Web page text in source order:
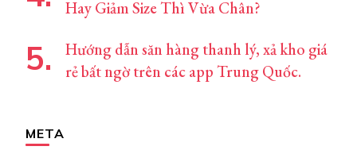
Hay Giảm Size Thì Vừa Chân?
Hướng dẫn săn hàng thanh lý, xả kho giá
rẻ bất ngờ trên các app Trung Quốc.
META